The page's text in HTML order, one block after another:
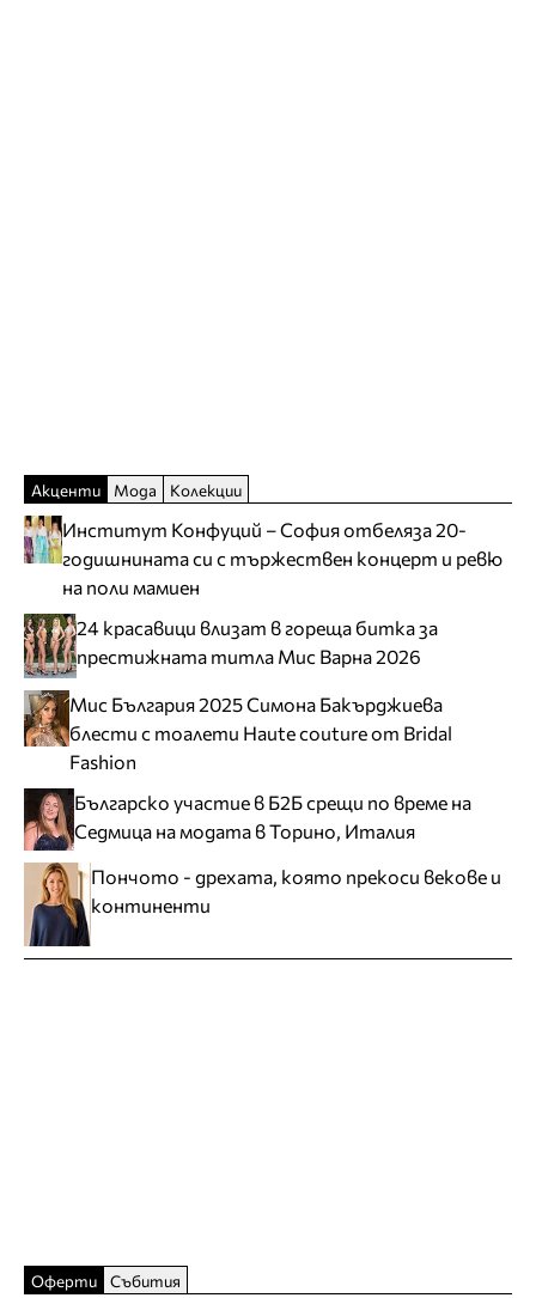
Акценти Мода Колекции
Институт Конфуций – София отбеляза 20-
годишнината си с тържествен концерт и ревю
на поли мамиен
24 красавици влизат в гореща битка за
престижната титла Мис Варна 2026
Мис България 2025 Симона Бакърджиева
блести с тоалети Haute couture от Bridal
Fashion
Българско участие в Б2Б срещи по време на
Седмица на модата в Торино, Италия
Пончото - дрехата, която прекоси векове и
континенти
Оферти Събития